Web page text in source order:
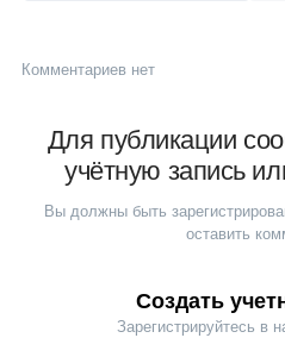
Комментариев нет
Для публикации
учётную запись
Вы должны быть
оставить
Создать
Зарегистрируйтесь в